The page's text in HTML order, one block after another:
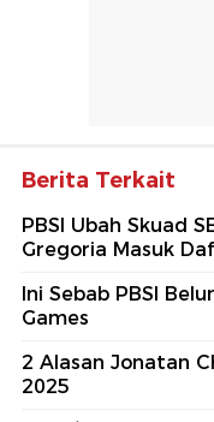
Berita Terkait
PBSI Ubah Skuad
Gregoria Masuk
Ini Sebab PBSI
Games
2 Alasan Jonatan
2025